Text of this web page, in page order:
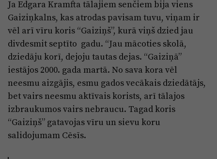
Ja Edgara Kramfta tālajiem senčiem bija viens
Gaiziņkalns, kas atrodas pavisam tuvu, viņam ir
vēl arī vīru koris “Gaiziņš”, kurā viņš dzied jau
divdesmit septīto gadu. “Jau mācoties skolā,
dziedāju korī, dejoju tautas dejas. “Gaiziņā”
iestājos 2000. gada martā. No sava kora vēl
neesmu aizgājis, esmu gados vecākais dziedātājs,
bet vairs neesmu aktīvais korists, arī tālajos
izbraukumos vairs nebraucu. Tagad koris
“Gaiziņš” gatavojas vīru un sievu koru
salidojumam Cēsīs.